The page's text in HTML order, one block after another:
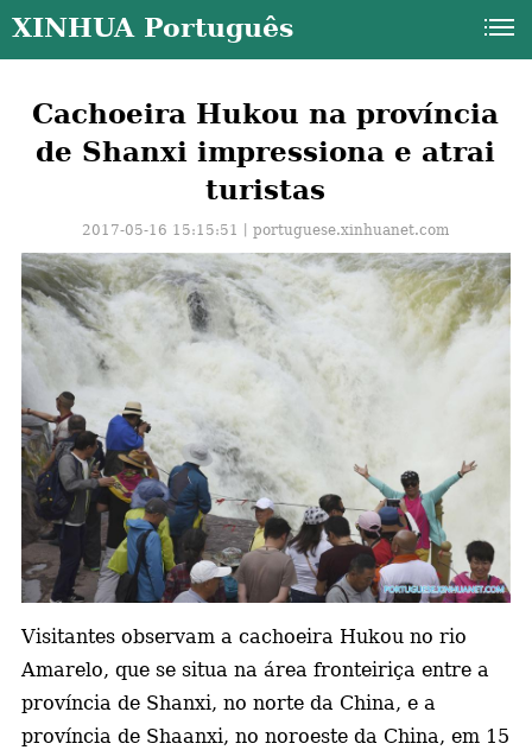
XINHUA Português
Cachoeira Hukou na província
de Shanxi impressiona e atrai
turistas
2017-05-16 15:15:51丨portuguese.xinhuanet.com
Visitantes observam a cachoeira Hukou no rio
Amarelo, que se situa na área fronteiriça entre a
província de Shanxi, no norte da China, e a
província de Shaanxi, no noroeste da China, em 15